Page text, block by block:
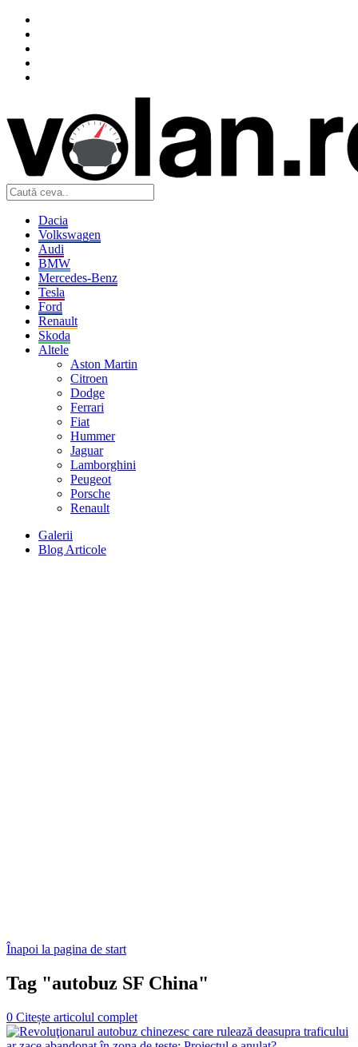
Dacia
Volkswagen
Audi
BMW
Mercedes-Benz
Tesla
Ford
Renault
Skoda
Altele
Aston Martin
Citroen
Dodge
Ferrari
Fiat
Hummer
Jaguar
Lamborghini
Peugeot
Porsche
Renault
Galerii
Blog Articole
Înapoi la pagina de start
Tag "autobuz SF China"
0 Citește articolul complet